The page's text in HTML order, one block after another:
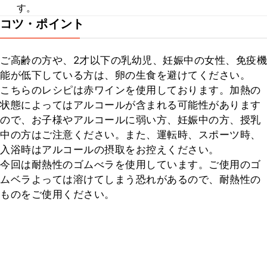
す。
コツ・ポイント
ご高齢の方や、2才以下の乳幼児、妊娠中の女性、免疫機
能が低下している方は、卵の生食を避けてください。
こちらのレシピは赤ワインを使用しております。加熱の
状態によってはアルコールが含まれる可能性があります
ので、お子様やアルコールに弱い方、妊娠中の方、授乳
中の方はご注意ください。また、運転時、スポーツ時、
入浴時はアルコールの摂取をお控えください。
今回は耐熱性のゴムべラを使用しています。ご使用のゴ
ムベラよっては溶けてしまう恐れがあるので、耐熱性の
ものをご使用ください。